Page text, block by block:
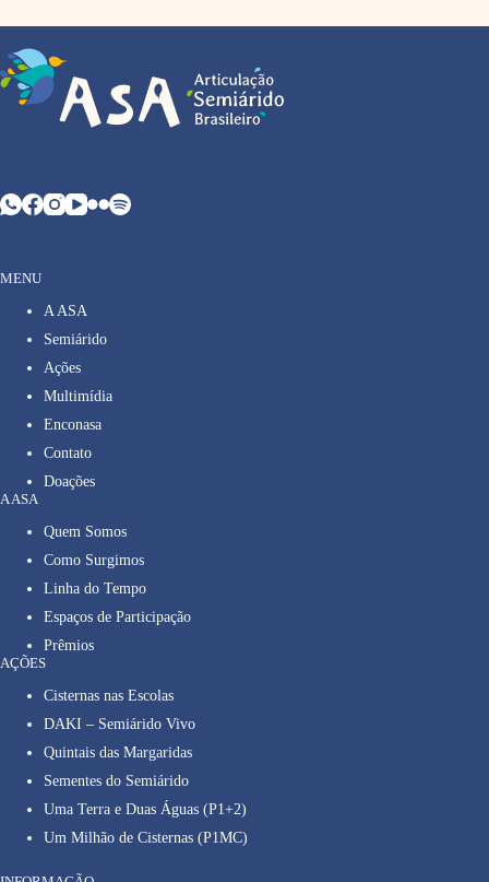
MENU
A ASA
Semiárido
Ações
Multimídia
Enconasa
Contato
Doações
A ASA
Quem Somos
Como Surgimos
Linha do Tempo
Espaços de Participação
Prêmios
AÇÕES
Cisternas nas Escolas
DAKI – Semiárido Vivo
Quintais das Margaridas
Sementes do Semiárido
Uma Terra e Duas Águas (P1+2)
Um Milhão de Cisternas (P1MC)